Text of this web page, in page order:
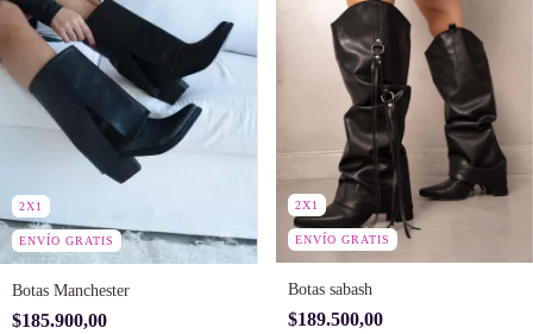
2X1
ENVÍO GRATIS
Botas Manchester
$185.900,00
2X1
ENVÍO GRATIS
Botas sabash
$189.500,00